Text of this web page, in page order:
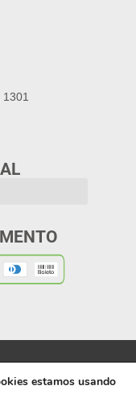
1301
Capital Editora |
estamos usando